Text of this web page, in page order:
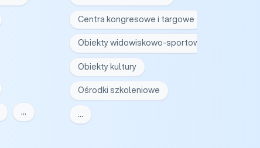
…
Centra kongresowe i targowe
Obiekty widowiskowo-sportowe
Obiekty kultury
Ośrodki szkoleniowe
…